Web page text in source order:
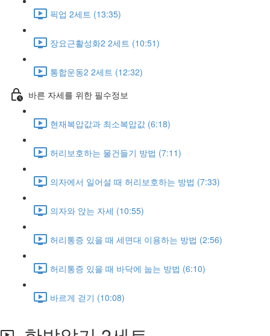
픽업 2세트 (13:35)
장요근활성화2 2세트 (10:51)
통합운동2 2세트 (12:32)
바른 자세를 위한 필수정보
현재복압값과 최소복압값 (6:18)
허리보호하는 물건들기 방법 (7:11)
의자에서 일어설 때 허리보호하는 방법 (7:33)
의자와 앉는 자세 (10:55)
허리통증 있을 때 세면대 이용하는 방법 (2:56)
허리통증 있을 때 바닥에 눕는 방법 (6:10)
바르게 걷기 (10:08)